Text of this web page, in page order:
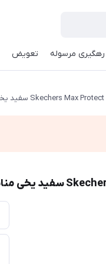
رهگیری مرسوله تعویض